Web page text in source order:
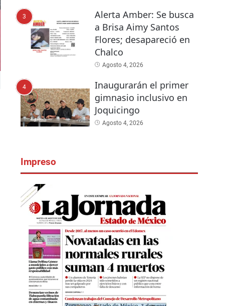
3
Alerta Amber: Se busca
a Brisa Aimy Santos
Flores; desapareció en
Chalco
Agosto 4, 2026
4
Inaugurarán el primer
gimnasio inclusivo en
Joquicingo
Agosto 4, 2026
Impreso